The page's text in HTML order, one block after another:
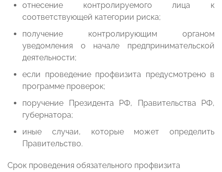
отнесение контролируемого лица к
соответствующей категории риска;
получение контролирующим органом
уведомления о начале предпринимательской
деятельности;
если проведение профвизита предусмотрено в
программе проверок;
поручение Президента РФ, Правительства РФ,
губернатора;
иные случаи, которые может определить
Правительство.
Срок проведения обязательного профвизита